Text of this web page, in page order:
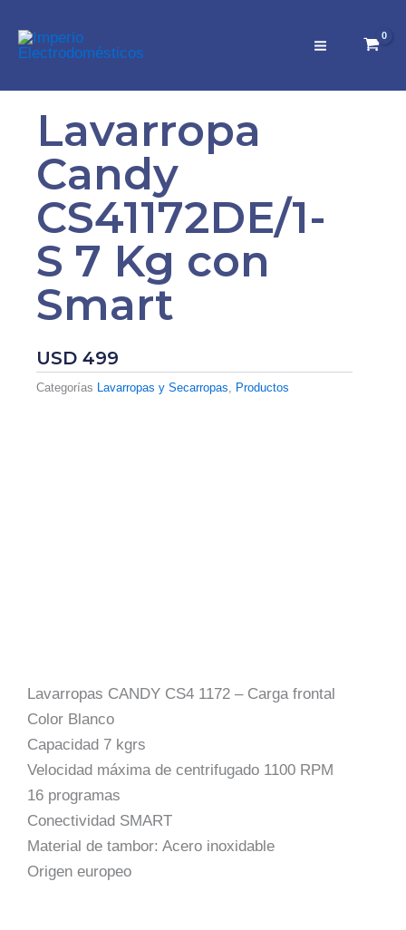
contenido
Lavarropa
Candy
CS41172DE/1-
S 7 Kg con
Smart
USD 499
Categorías Lavarropas y Secarropas Productos
Lavarropas CANDY CS4 1172 – Carga frontal
Color Blanco
Capacidad 7 kgrs
Velocidad máxima de centrifugado 1100 RPM
16 programas
Conectividad SMART
Material de tambor: Acero inoxidable
Origen europeo